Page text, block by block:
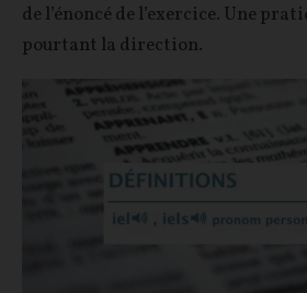
de l’énoncé de l’exercice. Une
pourtant la direction.